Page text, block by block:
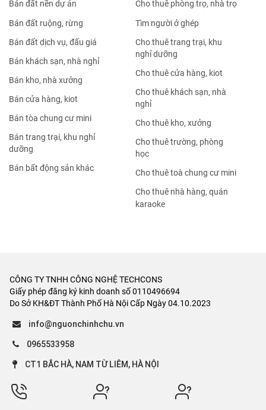
Bán đất nền dự án
Bán đất ruộng, rừng
Bán đất dịch vụ, đấu giá
Bán khách sạn, nhà nghỉ
Bán kho, nhà xưởng
Bán cửa hàng, kiot
Bán tòa chung cư mini
Bán trang trại, khu nghỉ
dưỡng
Bán bất động sản khác
Cho thuê phòng trọ, nhà trọ
Tìm người ở ghép
Cho thuê trang trại, khu
nghỉ dưỡng
Cho thuê cửa hàng, kiot
Cho thuê khách sạn, nhà
nghỉ
Cho thuê kho, xưởng
Cho thuê trường, phòng
học
Cho thuê toà chung cư mini
Cho thuê nhà hàng, quán
karaoke
CÔNG TY TNHH CÔNG NGHỆ TECHCONS
Giấy phép đăng ký kinh doanh số 0110496694
Do Sở KH&ĐT Thành Phố Hà Nội Cấp Ngày 04.10.2023
info@nguonchinhchu.vn
0965533958
CT1 BẮC HÀ, NAM TỪ LIÊM, HÀ NỘI